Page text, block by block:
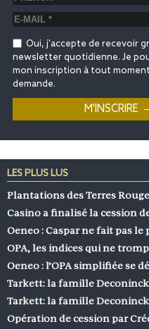
Oui, j'accepte de recevoir
newsletter quotidienne. Je
mon inscription à tout
demande.
LES PLUS LUS
Plantations des Terres
Casino a finalisé la cession
Oeneo : Caspar ne fait pas le
OPA, les indices qui ne
Oeneo : l’OPA simplifiée se
Tarkett: la famille
Tarkett: la famille
Opération de cession par